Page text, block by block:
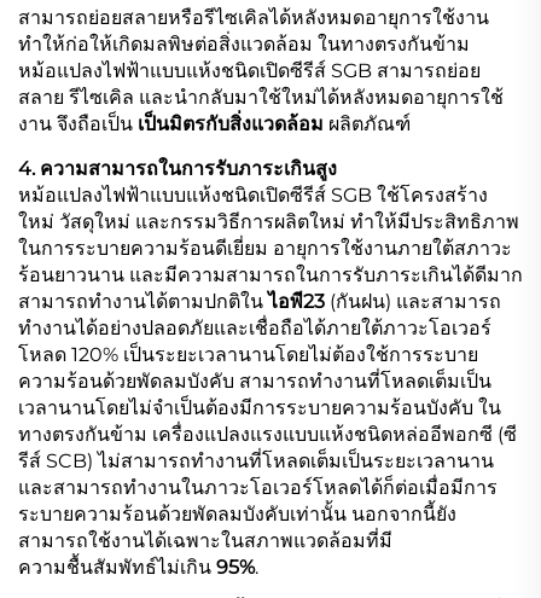
สามารถย่อยสลายหรือรีไซเคิลได้หลังหมดอายุการใช้งาน
ทำให้ก่อให้เกิดมลพิษต่อสิ่งแวดล้อม ในทางตรงกันข้าม
หม้อแปลงไฟฟ้าแบบแห้งชนิดเปิดซีรีส์ SGB สามารถย่อย
สลาย รีไซเคิล และนำกลับมาใช้ใหม่ได้หลังหมดอายุการใช้
งาน จึงถือเป็น เป็นมิตรกับสิ่งแวดล้อม ผลิตภัณฑ์
4. ความสามารถในการรับภาระเกินสูง
หม้อแปลงไฟฟ้าแบบแห้งชนิดเปิดซีรีส์ SGB ใช้โครงสร้าง
ใหม่ วัสดุใหม่ และกรรมวิธีการผลิตใหม่ ทำให้มีประสิทธิภาพ
ในการระบายความร้อนดีเยี่ยม อายุการใช้งานภายใต้สภาวะ
ร้อนยาวนาน และมีความสามารถในการรับภาระเกินได้ดีมาก
สามารถทำงานได้ตามปกติในไอพี23 (กันฝน) และสามารถ
ทำงานได้อย่างปลอดภัยและเชื่อถือได้ภายใต้ภาวะโอเวอร์
โหลด 120% เป็นระยะเวลานานโดยไม่ต้องใช้การระบาย
ความร้อนด้วยพัดลมบังคับ สามารถทำงานที่โหลดเต็มเป็น
เวลานานโดยไม่จำเป็นต้องมีการระบายความร้อนบังคับ ใน
ทางตรงกันข้าม เครื่องแปลงแรงแบบแห้งชนิดหล่ออีพอกซี (ซี
รีส์ SCB) ไม่สามารถทำงานที่โหลดเต็มเป็นระยะเวลานาน
และสามารถทำงานในภาวะโอเวอร์โหลดได้ก็ต่อเมื่อมีการ
ระบายความร้อนด้วยพัดลมบังคับเท่านั้น นอกจากนี้ยัง
สามารถใช้งานได้เฉพาะในสภาพแวดล้อมที่มี
ความชื้นสัมพัทธ์ไม่เกิน 95%.